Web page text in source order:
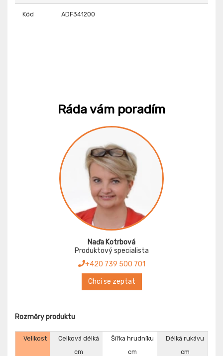
Kód ADF341200
Ráda vám poradím
Naďa Kotrbová
Produktový specialista
+420 739 500 701
Chci se zeptat
Rozměry produktu
Velikost Celková délká Šířka hrudníku
Délká rukávu
cm
cm
cm